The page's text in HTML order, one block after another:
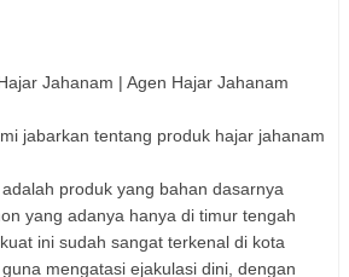
Jahanam | Agen Hajar Jahanam
jabarkan tentang produk hajar jahanam
produk yang bahan dasarnya
yang adanya hanya di timur tengah
ini sudah sangat terkenal di kota
mengatasi ejakulasi dini, dengan